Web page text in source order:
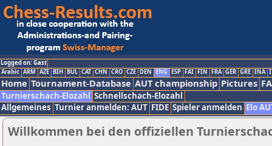
Logged on: Gast
Arabic ARM AZE BIH BUL CAT CHN CRO CZE DEN ENG ESP FAI FIN FRA GER GRE INA
Home Tournament-Database AUT championship Pictures
Turnierschach-Elozahl Schnellschach-Elozahl
Allgemeines Turnier anmelden: AUT FIDE Spieler anmelden Elo
Willkommen bei den offiziellen